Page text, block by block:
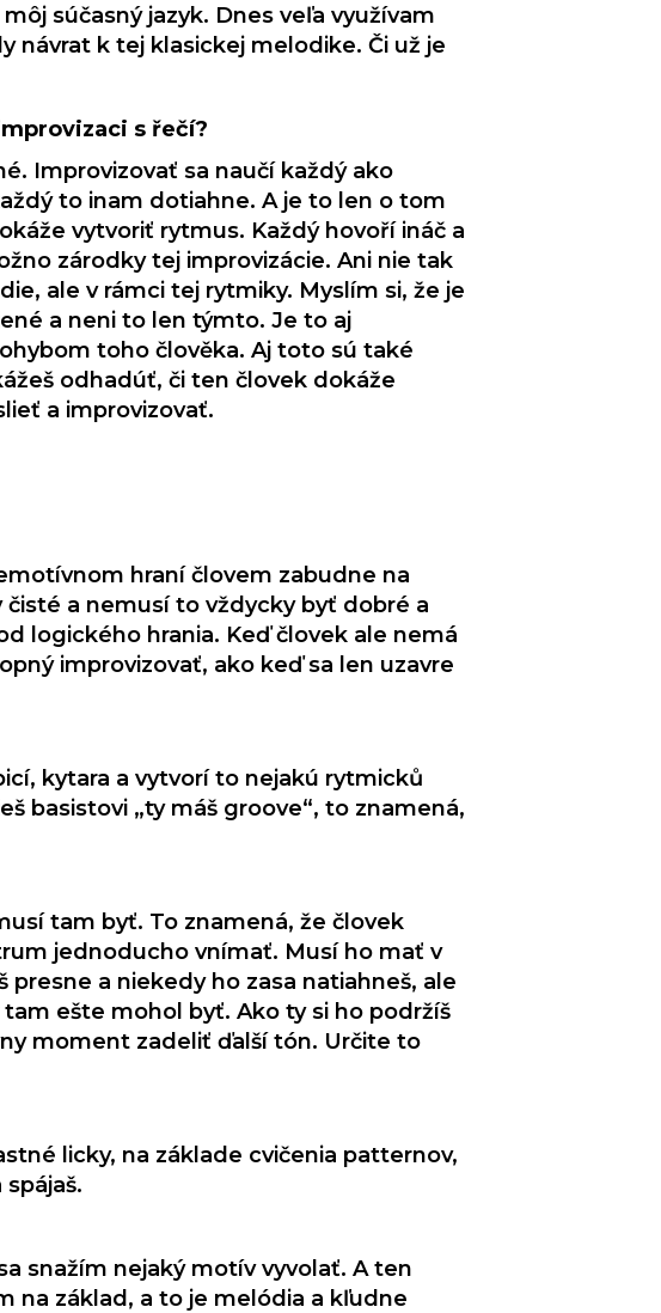
súčasný jazyk. Dnes veľa využívam
návrat k tej klasickej melodike. Či už je
s řečí?
Improvizovať sa naučí každý ako
to inam dotiahne. A je to len o tom
vytvoriť rytmus. Každý hovoří ináč a
zárodky tej improvizácie. Ani nie tak
ale v rámci tej rytmiky. Myslím si, že je
a neni to len týmto. Je to aj
toho člověka. Aj toto sú také
odhadúť, či ten človek dokáže
a improvizovať.
hraní človem zabudne na
a nemusí to vždycky byť dobré a
logického hrania. Keď človek ale nemá
improvizovať, ako keď sa len uzavre
kytara a vytvorí to nejakú rytmicků
basistovi „ty máš groove“, to znamená,
tam byť. To znamená, že človek
jednoducho vnímať. Musí ho mať v
a niekedy ho zasa natiahneš, ale
ešte mohol byť. Ako ty si ho podržíš
moment zadeliť ďalší tón. Určite to
licky, na základe cvičenia patternov,
snažím nejaký motív vyvolať. A ten
na základ, a to je melódia a kľudne